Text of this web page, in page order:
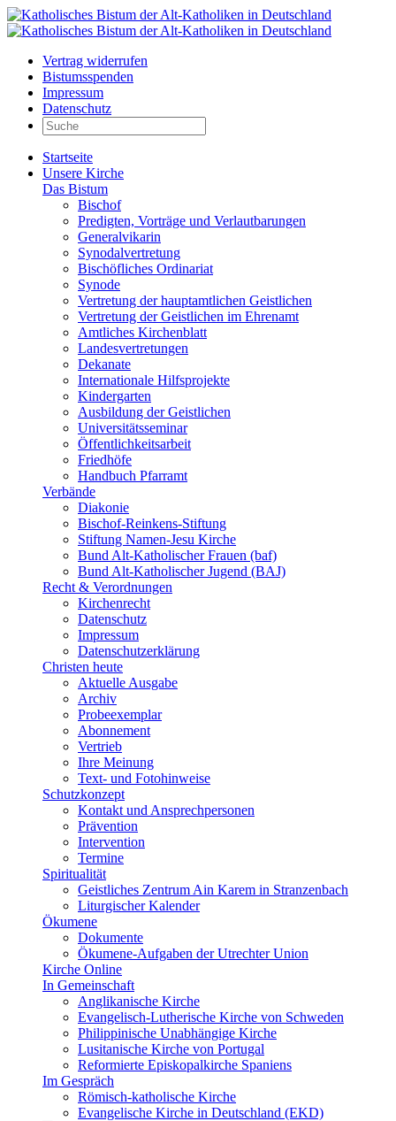
Vertrag widerrufen
Bistumsspenden
Impressum
Datenschutz
Startseite
Unsere Kirche
Das Bistum
Bischof
Predigten, Vorträge und Verlautbarungen
Generalvikarin
Synodalvertretung
Bischöfliches Ordinariat
Synode
Vertretung der hauptamtlichen Geistlichen
Vertretung der Geistlichen im Ehrenamt
Amtliches Kirchenblatt
Landesvertretungen
Dekanate
Internationale Hilfsprojekte
Kindergarten
Ausbildung der Geistlichen
Universitätsseminar
Öffentlichkeitsarbeit
Friedhöfe
Handbuch Pfarramt
Verbände
Diakonie
Bischof-Reinkens-Stiftung
Stiftung Namen-Jesu Kirche
Bund Alt-Katholischer Frauen (baf)
Bund Alt-Katholischer Jugend (BAJ)
Recht & Verordnungen
Kirchenrecht
Datenschutz
Impressum
Datenschutzerklärung
Christen heute
Aktuelle Ausgabe
Archiv
Probeexemplar
Abonnement
Vertrieb
Ihre Meinung
Text- und Fotohinweise
Schutzkonzept
Kontakt und Ansprechpersonen
Prävention
Intervention
Termine
Spiritualität
Geistliches Zentrum Ain Karem in Stranzenbach
Liturgischer Kalender
Ökumene
Dokumente
Ökumene-Aufgaben der Utrechter Union
Kirche Online
In Gemeinschaft
Anglikanische Kirche
Evangelisch-Lutherische Kirche von Schweden
Philippinische Unabhängige Kirche
Lusitanische Kirche von Portugal
Reformierte Episkopalkirche Spaniens
Im Gespräch
Römisch-katholische Kirche
Evangelische Kirche in Deutschland (EKD)